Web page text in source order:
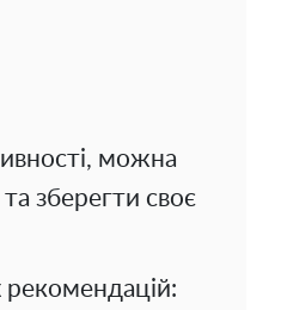
можна
зберегти своє